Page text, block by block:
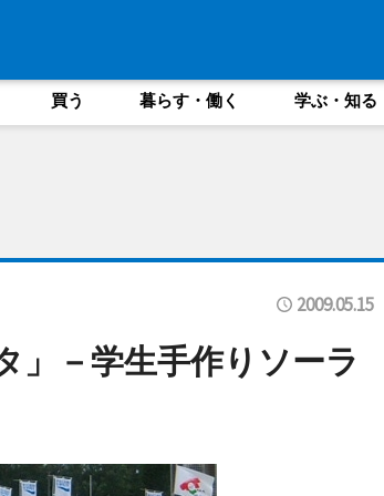
買う 暮らす・働く 学ぶ・知る
2009.05.15
」－学生手作りソーラ